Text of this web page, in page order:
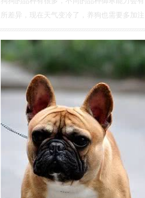
所差异，现在天气变冷了，养狗也需要多加注
暖，可能会丧命！吉娃娃吉娃娃是世界上最小
的狗狗体质差的它们也是最怕冷的狗狗之一如
果在天气冷的时候主人不注意保暖那...